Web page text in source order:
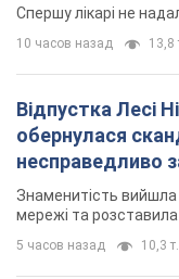
Спершу лікарі не
10 часов назад 13,8
Відпустка Лесі
обернулася
несправедливо
Знаменитість вийшла
мережі та розставила
5 часов назад 10,3 т.